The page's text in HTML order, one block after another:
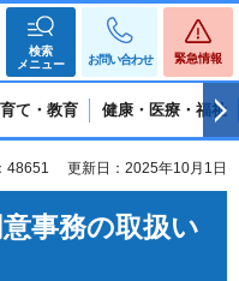
検索
メニュー
お問い合わせ 緊急情報
て・教育 健康・医療・福祉
48651 更新日：2025年10月1日
事務の取扱い